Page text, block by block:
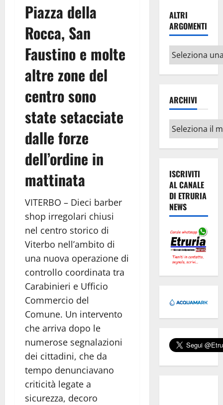
Piazza della
Rocca, San
Faustino e molte
altre zone del
centro sono
state setacciate
dalle forze
dell’ordine in
mattinata
VITERBO – Dieci barber
shop irregolari chiusi
nel centro storico di
Viterbo nell’ambito di
una nuova operazione di
controllo coordinata tra
Carabinieri e Ufficio
Commercio del
Comune. Un intervento
che arriva dopo le
numerose segnalazioni
dei cittadini, che da
tempo denunciavano
criticità legate a
sicurezza, decoro
ALTRI
ARGOMENTI
Altri
argomenti
ARCHIVI
Archivi
ISCRIVITI
AL CANALE
DI ETRURIA
NEWS